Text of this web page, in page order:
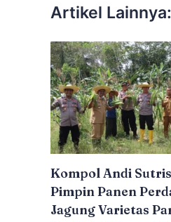
Artikel Lainnya:
Kompol Andi
Pimpin Panen
Jagung Varietas